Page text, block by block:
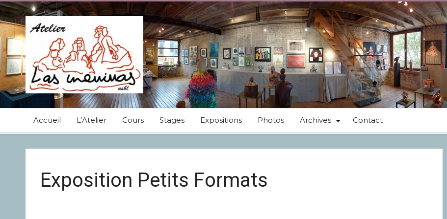
Accueil L’Atelier Cours Stages Expositions Photos Archives Contact
Exposition Petits Formats